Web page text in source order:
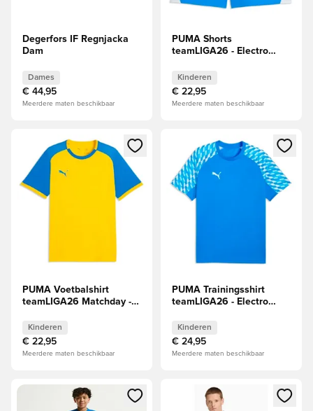
Degerfors IF Regnjacka
Dam
Dames
€ 44,95
Meerdere maten beschikbaar
PUMA Shorts
teamLIGA26 - Electro
Kinderen
€ 22,95
Meerdere maten beschikbaar
Opent een venster om in te loggen of je aan te melden als
PUMA Voetbalshirt
teamLIGA26 Matchday -
Royal/Electro Royal Kids
Kinderen
€ 22,95
Meerdere maten beschikbaar
Opent een venster om in te
PUMA Trainingsshirt
teamLIGA26 - Electro
Kids
Kinderen
€ 24,95
Meerdere maten beschikbaar
Opent een venster om in te loggen of je aan te melden als
Opent een venster om in te